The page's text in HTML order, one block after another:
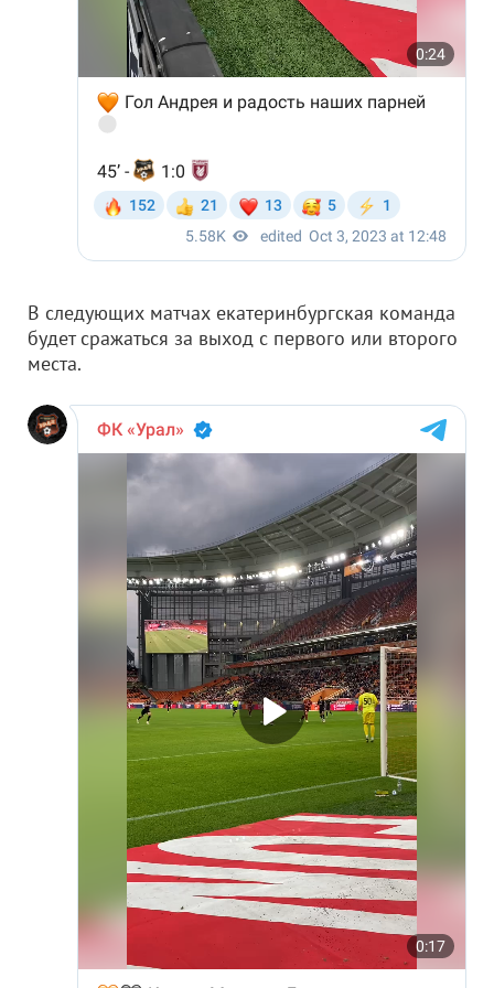
В следующих матчах екатеринбургская команда
будет сражаться за выход с первого или второго
места.